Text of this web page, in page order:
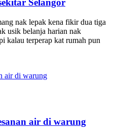
Selangor
nak lepak kena fikir dua tiga
usik belanja harian nak
kalau terperap kat rumah pun
air di warung